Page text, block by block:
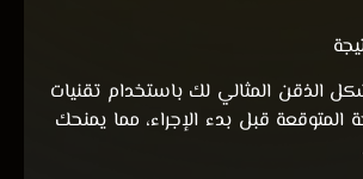
الذقن المثالي لك باستخدام تقنيات
المتوقعة قبل بدء الإجراء، مما يمنحك